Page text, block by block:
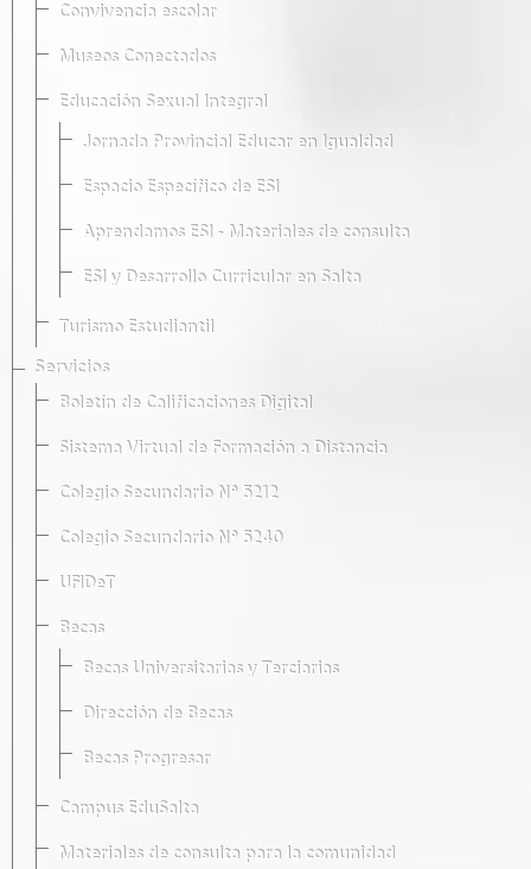
Convivencia escolar
Museos Conectados
Educación Sexual Integral
Jornada Provincial Educar en Igualdad
Espacio Específico de ESI
Aprendamos ESI - Materiales de consulta
ESI y Desarrollo Curricular en Salta
Turismo Estudiantil
Servicios
Boletín de Calificaciones Digital
Sistema Virtual de Formación a Distancia
Colegio Secundario Nº 5212
Colegio Secundario Nº 5240
UFIDeT
Becas
Becas Universitarias y Terciarias
Dirección de Becas
Becas Progresar
Campus EduSalta
Materiales de consulta para la comunidad